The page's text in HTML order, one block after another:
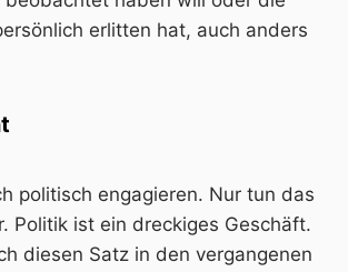
erlitten hat, auch anders
politisch engagieren. Nur tun das
Politik ist ein dreckiges Geschäft.
diesen Satz in den vergangenen